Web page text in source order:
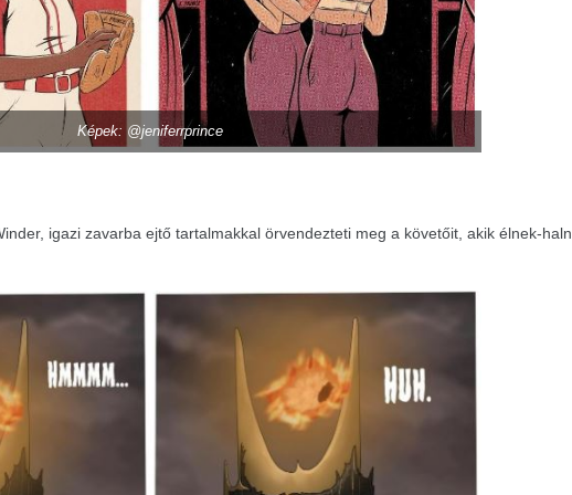
Képek: @jeniferrprince
igazi zavarba ejtő tartalmakkal örvendezteti meg a követőit, akik élnek-